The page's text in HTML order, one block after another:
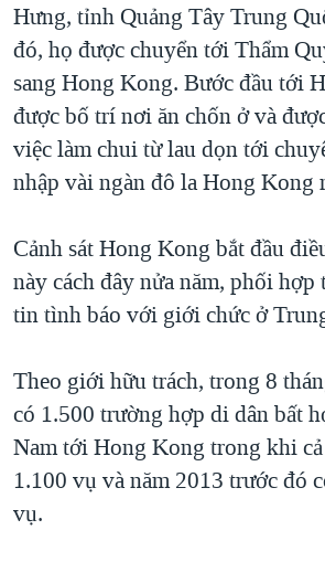
Hưng, tỉnh Quảng Tây Trung
đó, họ được chuyển tới Thẩm
sang Hong Kong. Bước đầu tới
được bố trí nơi ăn chốn ở và
việc làm chui từ lau dọn tới
nhập vài ngàn đô la Hong Kong
Cảnh sát Hong Kong bắt đầu
này cách đây nửa năm, phối
tin tình báo với giới chức ở
Theo giới hữu trách, trong 8
có 1.500 trường hợp di dân bất
Nam tới Hong Kong trong khi
1.100 vụ và năm 2013 trước đó
vụ.